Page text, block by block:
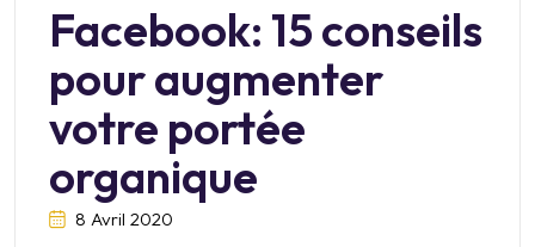
Facebook: 15 conseils
pour augmenter
votre portée
organique
8 Avril 2020